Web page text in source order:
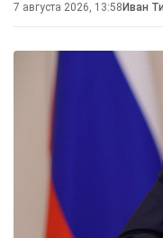
7 августа 2026, 13:58 Иван